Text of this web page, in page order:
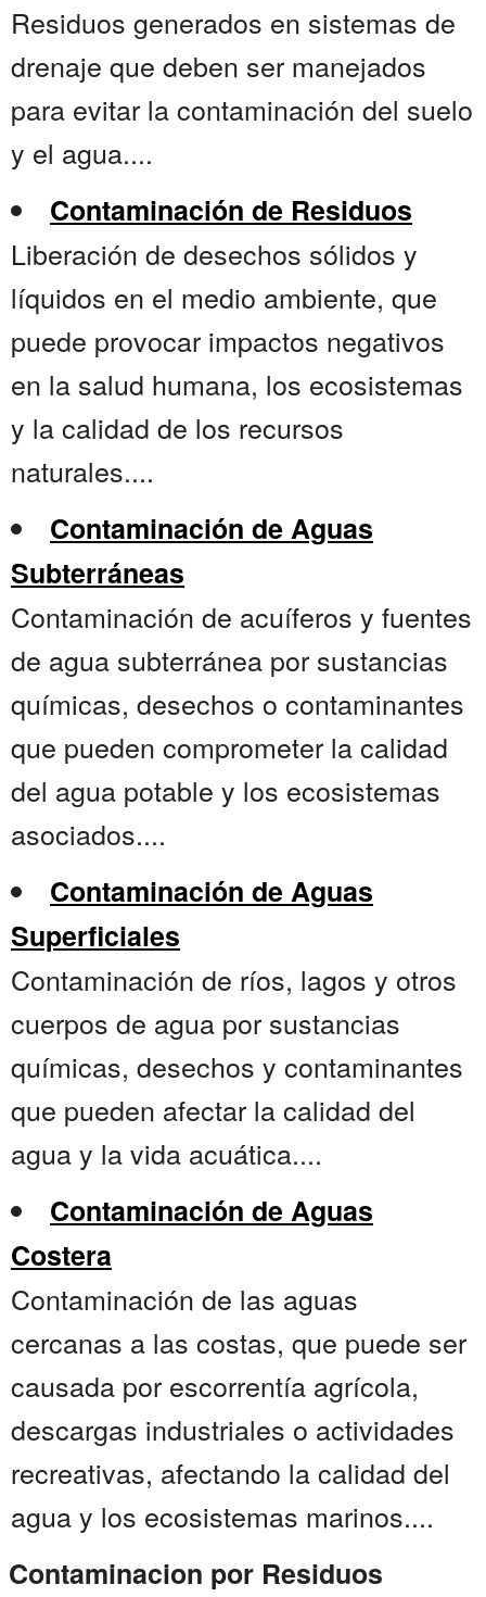
Residuos generados en sistemas de
drenaje que deben ser manejados
para evitar la contaminación del suelo
y el agua....
Contaminación de Residuos
Liberación de desechos sólidos y
líquidos en el medio ambiente, que
puede provocar impactos negativos
en la salud humana, los ecosistemas
y la calidad de los recursos
naturales....
Contaminación de Aguas
Subterráneas
Contaminación de acuíferos y fuentes
de agua subterránea por sustancias
químicas, desechos o contaminantes
que pueden comprometer la calidad
del agua potable y los ecosistemas
asociados....
Contaminación de Aguas
Superficiales
Contaminación de ríos, lagos y otros
cuerpos de agua por sustancias
químicas, desechos y contaminantes
que pueden afectar la calidad del
agua y la vida acuática....
Contaminación de Aguas
Costera
Contaminación de las aguas
cercanas a las costas, que puede ser
causada por escorrentía agrícola,
descargas industriales o actividades
recreativas, afectando la calidad del
agua y los ecosistemas marinos....
Contaminacion por Residuos